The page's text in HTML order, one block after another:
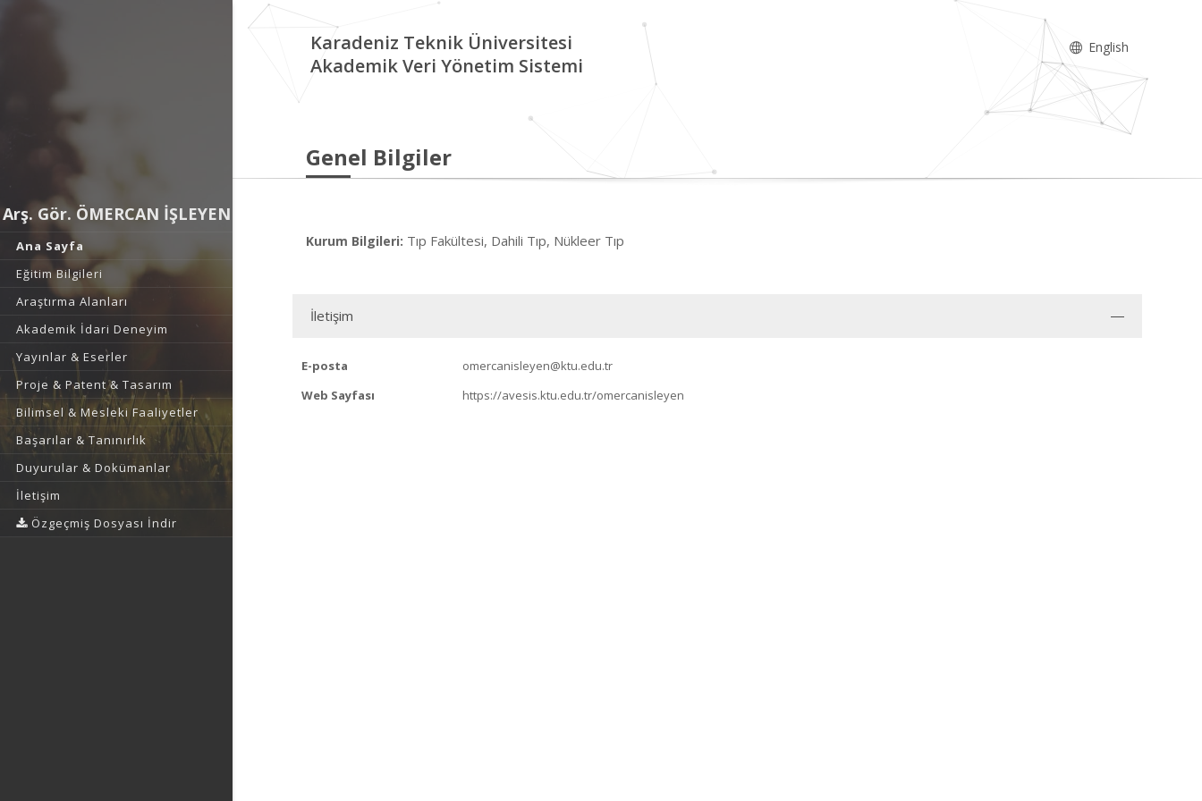
Arş. Gör. ÖMERCAN İŞLEYEN
Ana Sayfa
Eğitim Bilgileri
Araştırma Alanları
Akademik İdari Deneyim
Yayınlar & Eserler
Proje & Patent & Tasarım
Bilimsel & Mesleki Faaliyetler
Başarılar & Tanınırlık
Duyurular & Dokümanlar
İletişim
Özgeçmiş Dosyası İndir
Karadeniz Teknik Üniversitesi
Akademik Veri Yönetim Sistemi
English
Genel Bilgiler
Kurum Bilgileri: Tıp Fakültesi, Dahili Tıp, Nükleer Tıp
İletişim
E-posta
omercanisleyen@ktu.edu.tr
Web Sayfası
https://avesis.ktu.edu.tr/omercanisleyen